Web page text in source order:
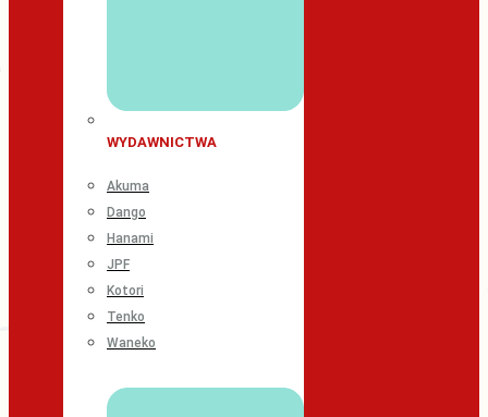
WYDAWNICTWA
Akuma
Dango
Hanami
JPF
Kotori
Tenko
Waneko